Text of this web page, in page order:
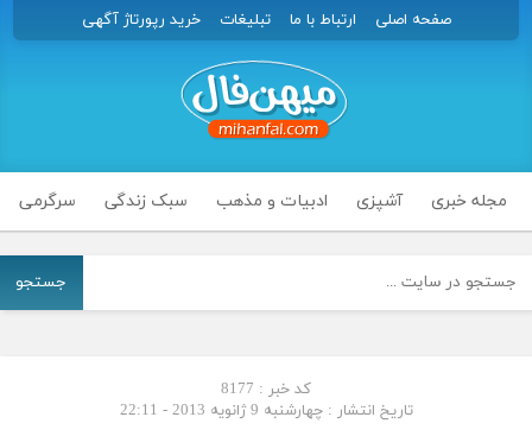
صفحه اصلی ارتباط با ما تبلیغات خرید رپورتاژ آگهی
مجله خبری آشپزی ادبیات و مذهب سبک زندگی سرگرمی
جستجو
کد خبر : 8177
تاریخ انتشار : چهارشنبه 9 ژانویه 2013 - 22:11